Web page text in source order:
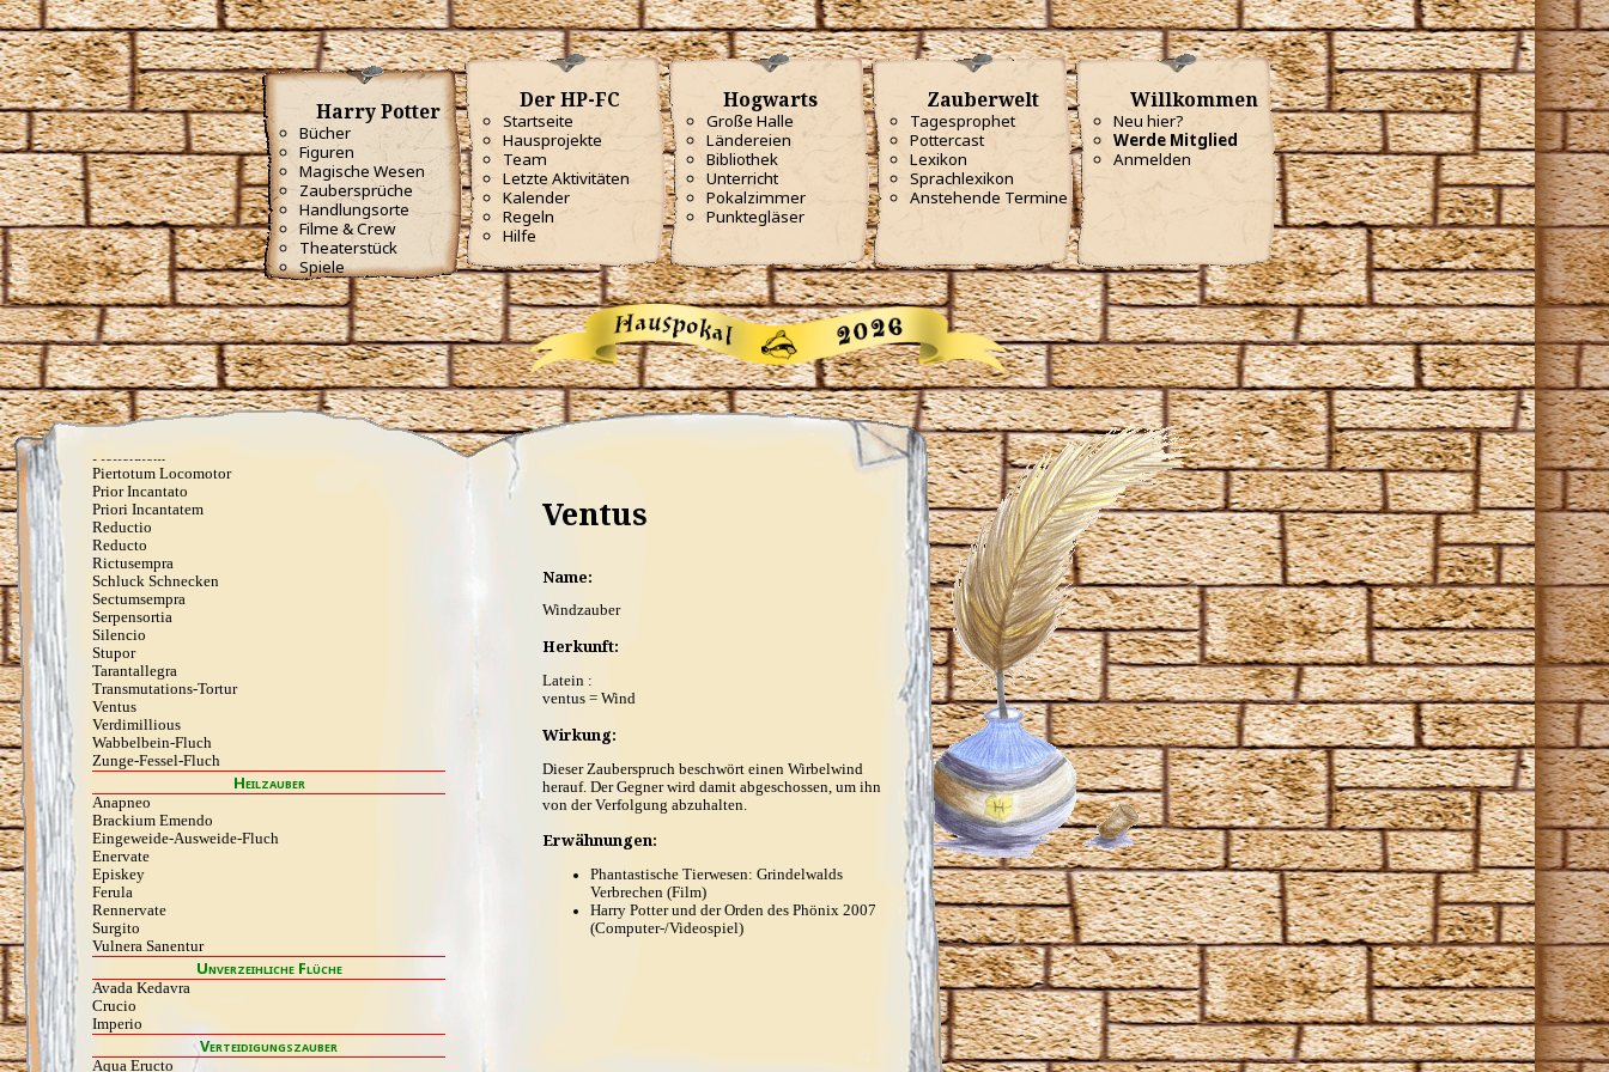
Harry Potter
Bücher
Figuren
Magische Wesen
Zaubersprüche
Handlungsorte
Filme & Crew
Theaterstück
Spiele
Der HP-FC
Startseite
Hausprojekte
Team
Letzte Aktivitäten
Kalender
Regeln
Hilfe
Hogwarts
Große Halle
Ländereien
Bibliothek
Unterricht
Pokalzimmer
Punktegläser
Zauberwelt
Tagesprophet
Pottercast
Lexikon
Sprachlexikon
Anstehende Termine
Willkommen
Neu hier?
Werde Mitglied
Anmelden
Flederwichtfluch
Flipendo
Fracto Strata
Fulgari
Furnunculus
Glacius
Inanimatus
Konjunktivitis-Fluch
Lacarnum Inflamari
Langlock
Legilimens
Levicorpus
Locomotor Wibbly
Magicus Extremos
Melofors
Mimblewimble
Morsmordre
Mucus ad Nauseam
Mutatio Skullus
Obliviate
Obscuro
Oppugno
Orbis
Oscausi
Pfefferatem
Piertotum Locomotor
Prior Incantato
Priori Incantatem
Reductio
Reducto
Rictusempra
Schluck Schnecken
Sectumsempra
Serpensortia
Silencio
Stupor
Tarantallegra
Transmutations-Tortur
Ventus
Verdimillious
Wabbelbein-Fluch
Zunge-Fessel-Fluch
Heilzauber
Anapneo
Brackium Emendo
Eingeweide-Ausweide-Fluch
Enervate
Episkey
Ferula
Rennervate
Surgito
Vulnera Sanentur
Unverzeihliche Flüche
Avada Kedavra
Crucio
Imperio
Verteidigungszauber
Aqua Eructo
Ventus
Name:
Windzauber
Herkunft:
Latein :
ventus = Wind
Wirkung:
Dieser Zauberspruch beschwört einen Wirbelwind
herauf. Der Gegner wird damit abgeschossen, um ihn
von der Verfolgung abzuhalten.
Erwähnungen:
Phantastische Tierwesen: Grindelwalds
Verbrechen (Film)
Harry Potter und der Orden des Phönix 2007
(Computer-/Videospiel)